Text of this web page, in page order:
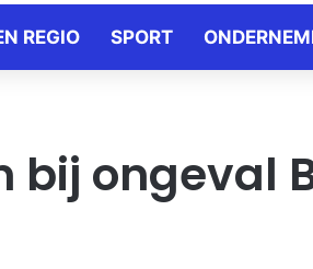
REGIO SPORT
bij ongeval